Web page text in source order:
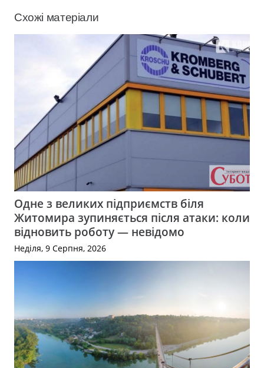
Схожі матеріали
Одне з великих підприємств біля
Житомира зупиняється після атаки: коли
відновить роботу — невідомо
Неділя, 9 Серпня, 2026